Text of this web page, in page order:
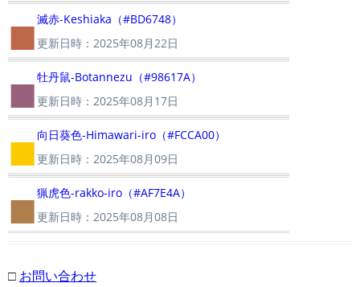
■滅赤-Keshiaka（#BD6748）
更新日時：2025年08月22日
■牡丹鼠-Botannezu（#98617A）
更新日時：2025年08月17日
■ 向日葵色-Himawari-iro（#FCCA00）
更新日時：2025年08月09日
■猟虎色-rakko-iro（#AF7E4A）
更新日時：2025年08月08日
□ お問い合わせ